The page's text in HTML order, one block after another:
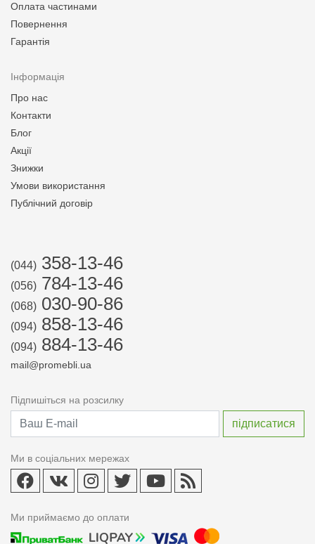
Оплата частинами
Повернення
Гарантія
Інформація
Про нас
Контакти
Блог
Акції
Знижки
Умови використання
Публічний договір
(044) 358-13-46
(056) 784-13-46
(068) 030-90-86
(094) 858-13-46
(094) 884-13-46
mail@promebli.ua
Підпишіться на розсилку
Ми в соціальних мережах
Ми приймаємо до оплати